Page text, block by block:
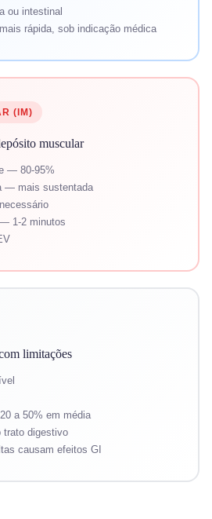
ou intestinal
rápida, sob indicação médica
(IM)
muscular
— 80-95%
— mais sustentada
1-2 minutos
limitações
a 50% em média
trato digestivo
causam efeitos GI